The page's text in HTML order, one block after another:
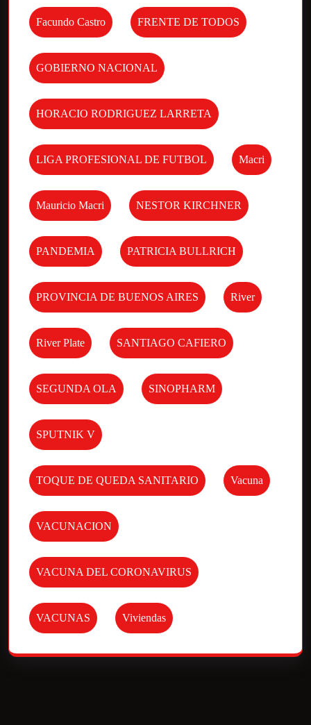
Facundo Castro FRENTE DE TODOS
GOBIERNO NACIONAL
HORACIO RODRIGUEZ LARRETA
LIGA PROFESIONAL DE FUTBOL Macri
Mauricio Macri NESTOR KIRCHNER
PANDEMIA PATRICIA BULLRICH
PROVINCIA DE BUENOS AIRES River
River Plate SANTIAGO CAFIERO
SEGUNDA OLA SINOPHARM
SPUTNIK V
TOQUE DE QUEDA SANITARIO Vacuna
VACUNACION
VACUNA DEL CORONAVIRUS
VACUNAS Viviendas